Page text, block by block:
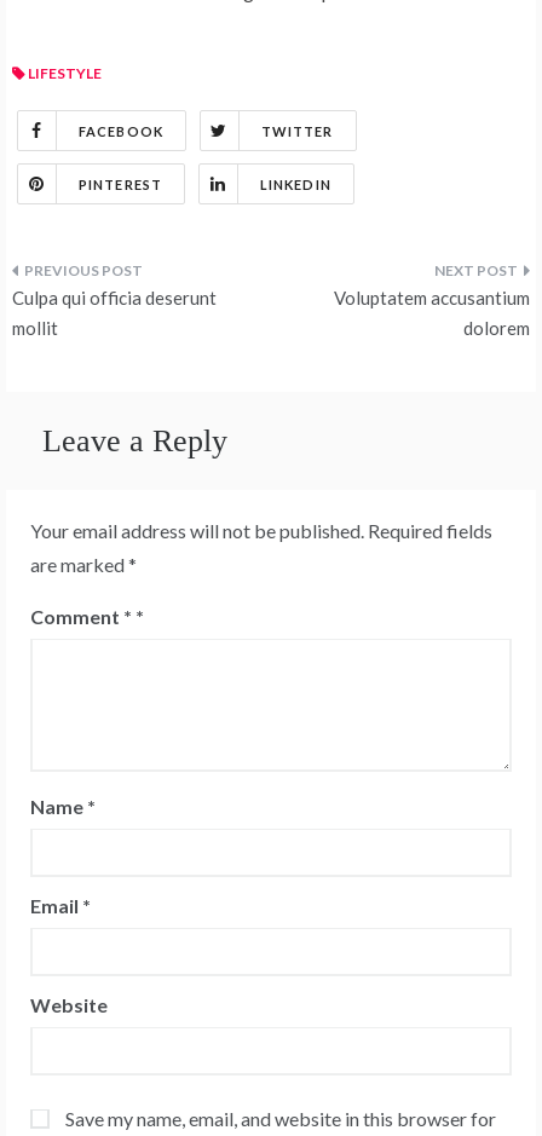
LIFESTYLE
FACEBOOK TWITTER
PINTEREST LINKEDIN
Post
navigation
Culpa qui officia deserunt
mollit
Voluptatem accusantium
dolorem
Leave a Reply
Your email address will not be published. Required fields
are marked*
Comment *
Name *
Email *
Website
Save my name, email, and website in this browser for